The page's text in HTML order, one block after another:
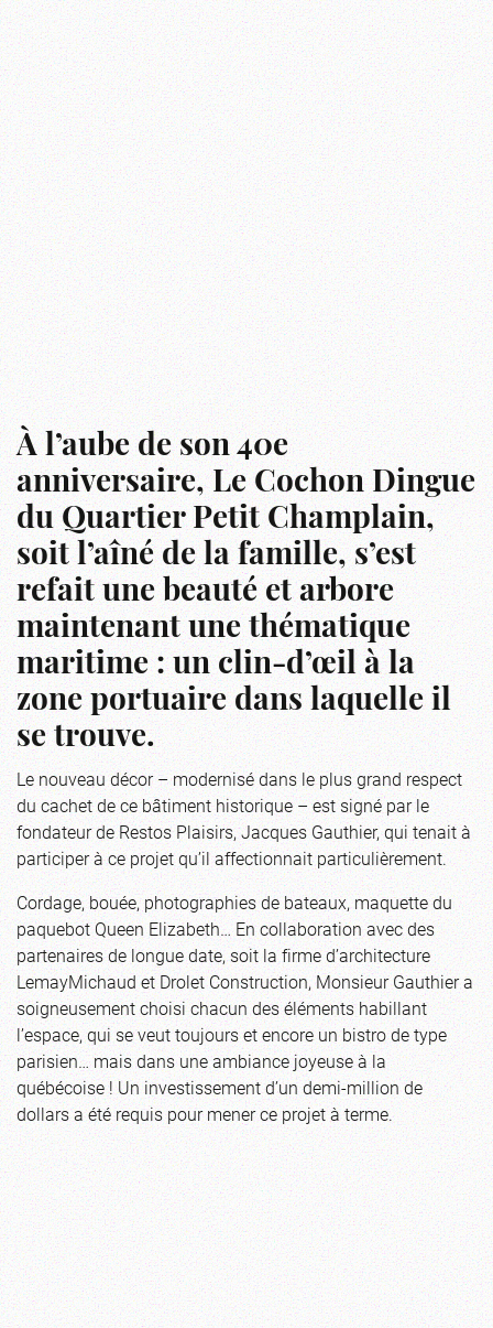
À l’aube de son 40e
anniversaire, Le Cochon Dingue
du Quartier Petit Champlain,
soit l’aîné de la famille, s’est
refait une beauté et arbore
maintenant une thématique
maritime : un clin-d’œil à la
zone portuaire dans laquelle il
se trouve.
Le nouveau décor – modernisé dans le plus grand respect
du cachet de ce bâtiment historique – est signé par le
fondateur de Restos Plaisirs, Jacques Gauthier, qui tenait à
participer à ce projet qu’il affectionnait particulièrement.
Cordage, bouée, photographies de bateaux, maquette du
paquebot Queen Elizabeth… En collaboration avec des
partenaires de longue date, soit la firme d’architecture
LemayMichaud et Drolet Construction, Monsieur Gauthier a
soigneusement choisi chacun des éléments habillant
l’espace, qui se veut toujours et encore un bistro de type
parisien… mais dans une ambiance joyeuse à la
québécoise ! Un investissement d’un demi-million de
dollars a été requis pour mener ce projet à terme.